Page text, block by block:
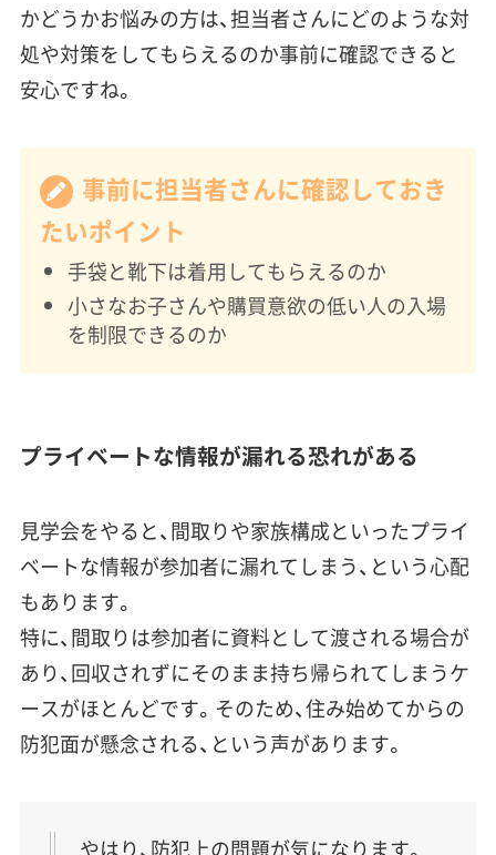
かどうかお悩みの方は、担当者さんにどのような対
処や対策をしてもらえるのか事前に確認できると
安心ですね。
事前に担当者さんに確認しておき
たいポイント
手袋と靴下は着用してもらえるのか
小さなお子さんや購買意欲の低い人の入場
を制限できるのか
プライベートな情報が漏れる恐れがある
見学会をやると、間取りや家族構成といったプライ
ベートな情報が参加者に漏れてしまう、という心配
もあります。
特に、間取りは参加者に資料として渡される場合が
あり、回収されずにそのまま持ち帰られてしまうケ
ースがほとんどです。そのため、住み始めてからの
防犯面が懸念される、という声があります。
やはり、防犯上の問題が気になります。